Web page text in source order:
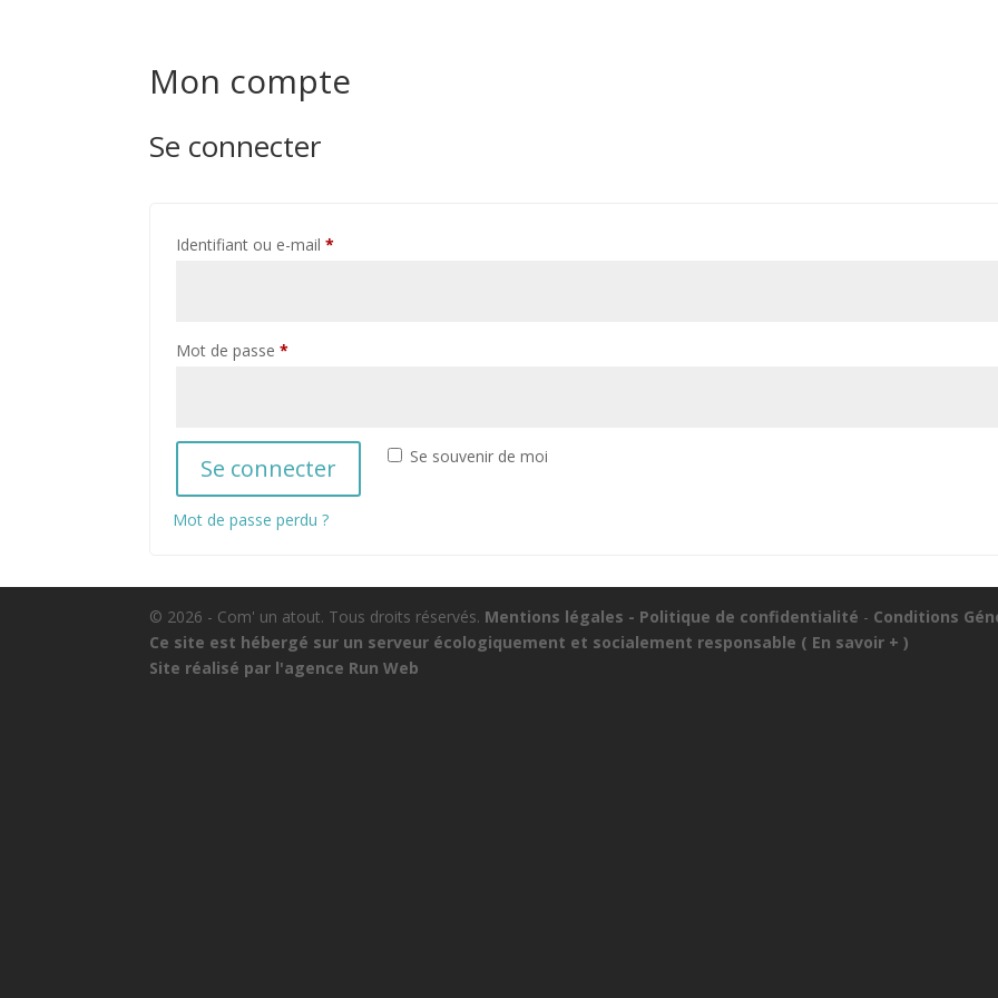
Mon compte
Se connecter
Identifiant ou e-mail*
Mot de passe*
Se souvenir de moi
Se connecter
Mot de passe perdu ?
© 2026 - Com' un atout. Tous droits réservés. Mentions légales - Politique de confidentialité - Conditions
Ce site est hébergé sur un serveur écologiquement et socialement responsable ( En savoir + )
Site réalisé par l'agence Run Web